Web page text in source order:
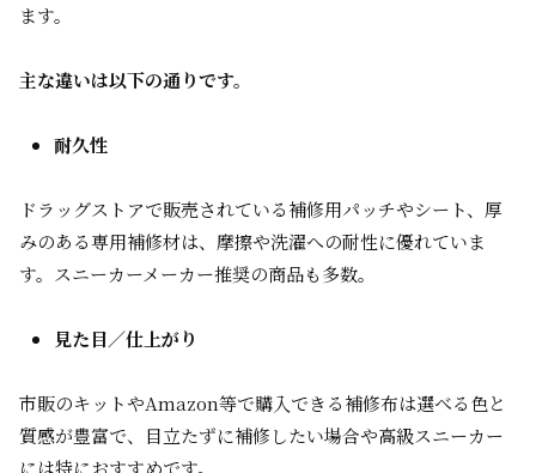
ます。
主な違いは以下の通りです。
耐久性
ドラッグストアで販売されている補修用パッチやシート、厚
みのある専用補修材は、摩擦や洗濯への耐性に優れていま
す。スニーカーメーカー推奨の商品も多数。
見た目／仕上がり
市販のキットやAmazon等で購入できる補修布は選べる色と
質感が豊富で、目立たずに補修したい場合や高級スニーカー
には特におすすめです。